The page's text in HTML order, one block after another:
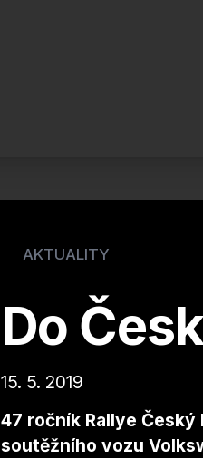
AKTUALITY
Do
15. 5. 2019
47 ročník Rallye
soutěžního vozu